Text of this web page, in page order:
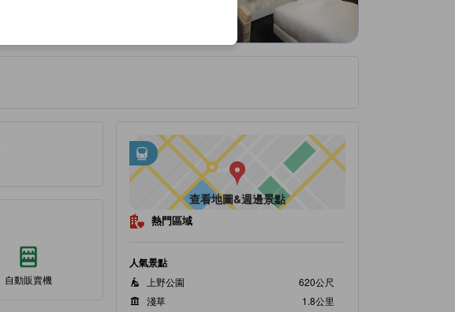
自動販賣機
tooltip
週邊大眾運輸
• 距御徒町站約0.4公里
• 距Ueno Subway Station約0.41公里
查看地圖&週邊景點
熱門區域
人氣景點
上野公園
620公尺
淺草
1.8公里